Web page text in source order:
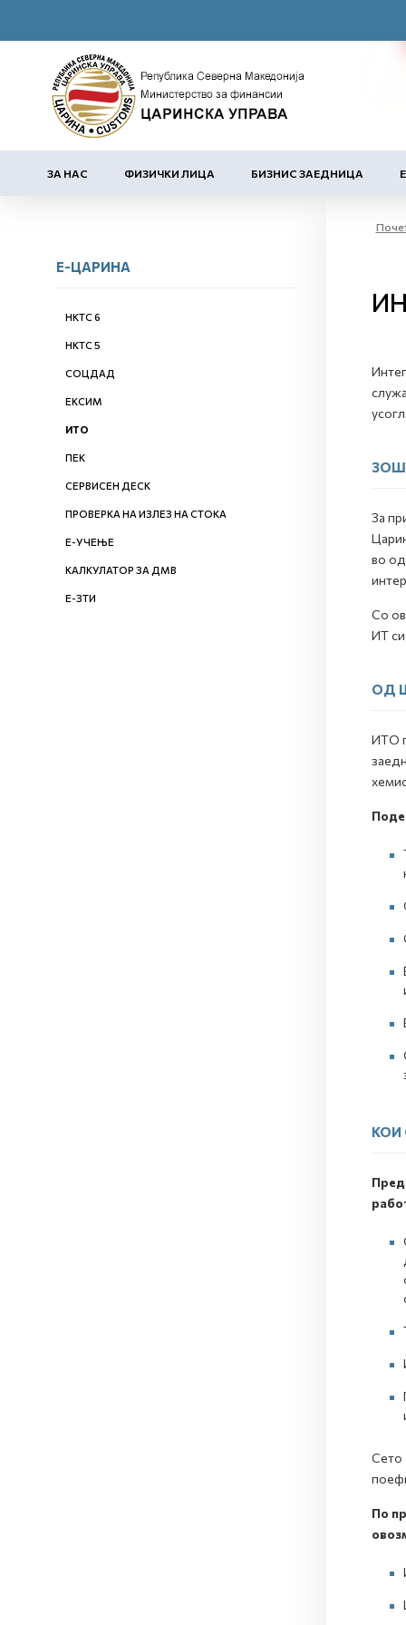
ЗА НАС ФИЗИЧКИ ЛИЦА БИЗНИС ЗАЕДНИЦА
Е-ЦАРИНА
НКТС 6
НКТС 5
СОЦДАД
ЕКСИМ
ИТО
ПЕК
СЕРВИСЕН ДЕСК
ПРОВЕРКА НА ИЗЛЕЗ НА СТОКА
Е-УЧЕЊЕ
КАЛКУЛАТОР ЗА ДМВ
Е-ЗТИ
За
во
Со
ИТ
ОД
ИТО
КОИ
Сето
По